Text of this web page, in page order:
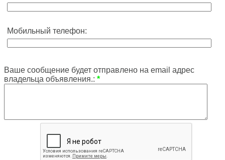
Мобильный телефон:
Ваше сообщение будет отправлено на email адрес
владельца объявления.: *